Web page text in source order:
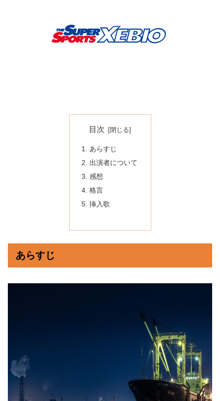
目次
あらすじ
出演者について
感想
格言
挿入歌
あらすじ